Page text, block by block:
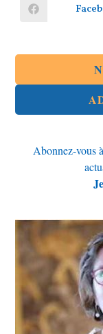
Abonnez-vous